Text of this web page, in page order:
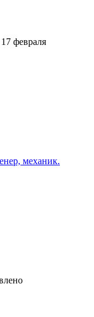
17 февраля
механик.